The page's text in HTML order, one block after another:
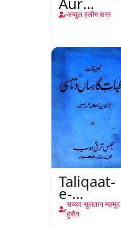
Mohina
अब्दुल हलीम शरर
Taliqaat-
e-
Khutbat-
e-Garcin
सय्यद सुलतान महमूद
हुसैन